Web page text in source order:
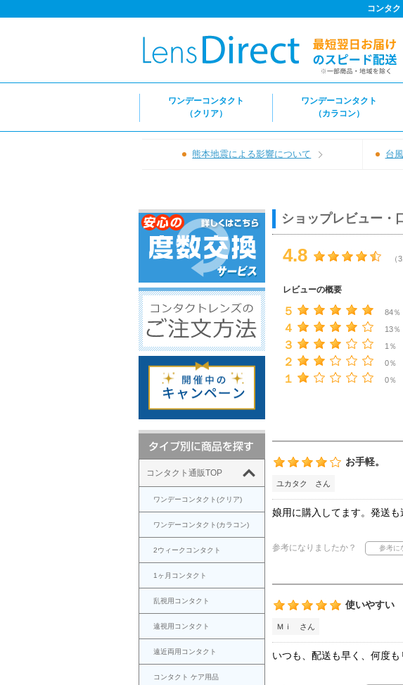
コンタク
ワンデーコンタクト
（クリア）
ワンデーコンタクト
（カラコン）
熊本地震による影響について 台
コンタクト通販TOP
ワンデーコンタクト(クリア)
ワンデーコンタクト(カラコン)
2ウィークコンタクト
1ヶ月コンタクト
乱視用コンタクト
遠視用コンタクト
遠近両用コンタクト
コンタクト ケア用品
ショップレビュー・
4.8 （
レビューの概要
５ 84％
４ 13％
３ 1％
２ 0％
１ 0％
お手軽。
ユカタク さん
娘用に購入してます。発送も
参考になりましたか？
使いやすい
Ｍｉ さん
いつも、配送も早く、何度も